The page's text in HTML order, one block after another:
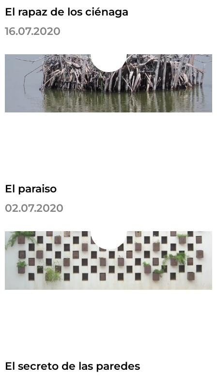
El rapaz de los ciénaga
16.07.2020
El paraiso
02.07.2020
El secreto de las paredes